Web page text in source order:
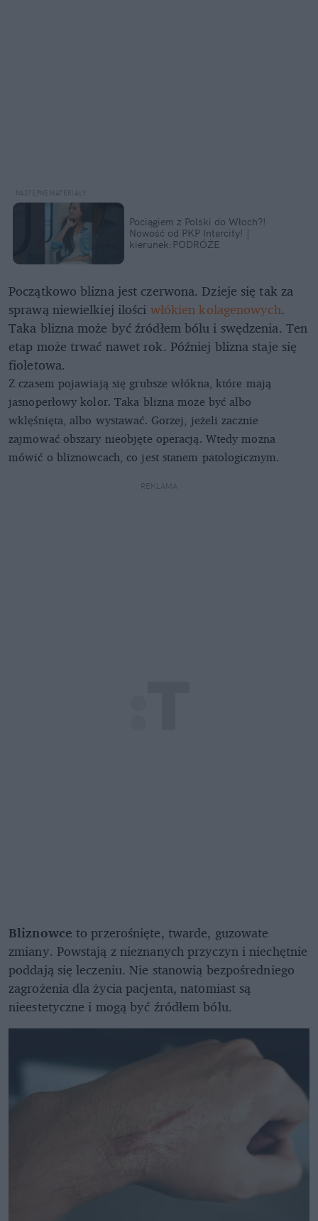
Pociągiem z Polski do Włoch?!
Nowość od PKP Intercity! |
kierunek:PODRÓŻE
Początkowo blizna jest czerwona. Dzieje się tak za
sprawą niewielkiej ilości włókien kolagenowych.
Taka blizna może być źródłem bólu i swędzenia. Ten
etap może trwać nawet rok. Później blizna staje się
fioletowa.
Z czasem pojawiają się grubsze włókna, które mają
jasnoperłowy kolor. Taka blizna może być albo
wklęśnięta, albo wystawać. Gorzej, jeżeli zacznie
zajmować obszary nieobjęte operacją. Wtedy można
mówić o bliznowcach, co jest stanem patologicznym.
REKLAMA
Bliznowce to przerośnięte, twarde, guzowate
zmiany. Powstają z nieznanych przyczyn i niechętnie
poddają się leczeniu. Nie stanowią bezpośredniego
zagrożenia dla życia pacjenta, natomiast są
nieestetyczne i mogą być źródłem bólu.